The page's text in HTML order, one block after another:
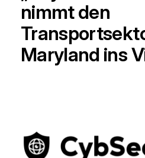
nimmt den
Maryland ins